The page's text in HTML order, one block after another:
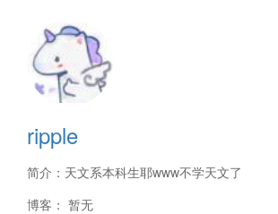
ripple
简介：天文系本科生耶www不学天文了
博客： 暂无